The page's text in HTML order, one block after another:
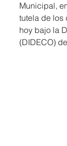
Municipal,
tutela de los
hoy bajo la
(DIDECO)